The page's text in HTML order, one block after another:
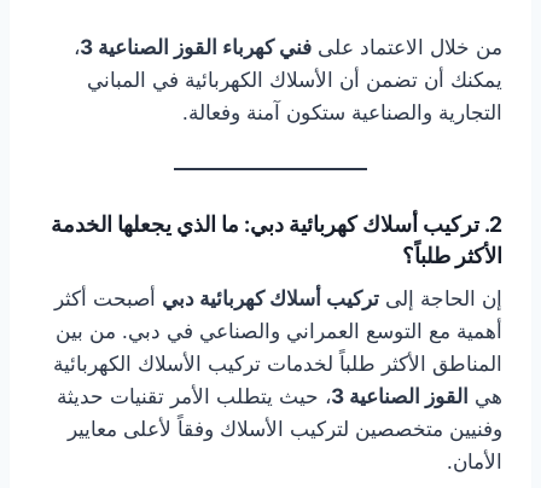
من خلال الاعتماد على فني كهرباء القوز الصناعية 3
،
يمكنك أن تضمن أن الأسلاك الكهربائية في المباني
التجارية والصناعية ستكون آمنة وفعالة.
2. تركيب أسلاك كهربائية دبي: ما الذي يجعلها الخدمة
الأكثر طلباً؟
إن الحاجة إلى تركيب أسلاك كهربائية دبي أصبحت أكثر
أهمية مع التوسع العمراني والصناعي في دبي. من بين
المناطق الأكثر طلباً لخدمات تركيب الأسلاك الكهربائية
هي القوز الصناعية 3
، حيث يتطلب الأمر تقنيات حديثة
وفنيين متخصصين لتركيب الأسلاك وفقاً لأعلى معايير
الأمان.